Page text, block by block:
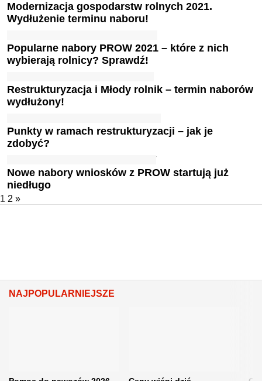
Modernizacja gospodarstw rolnych 2021.
Wydłużenie terminu naboru!
Popularne nabory PROW 2021 – które z nich
wybierają rolnicy? Sprawdź!
Restrukturyzacja i Młody rolnik – termin naborów
wydłużony!
Punkty w ramach restrukturyzacji – jak je
zdobyć?
Nowe nabory wniosków z PROW startują już
niedługo
1 2 »
NAJPOPULARNIEJSZE